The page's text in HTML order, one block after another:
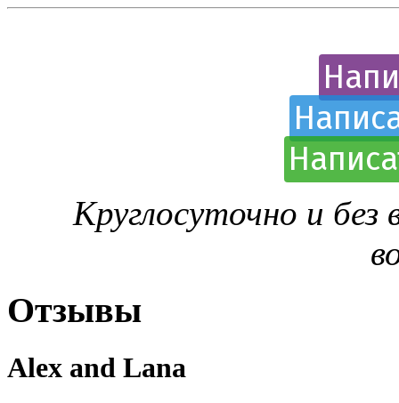
Круглосуточно и
Отзывы
Alex and Lana